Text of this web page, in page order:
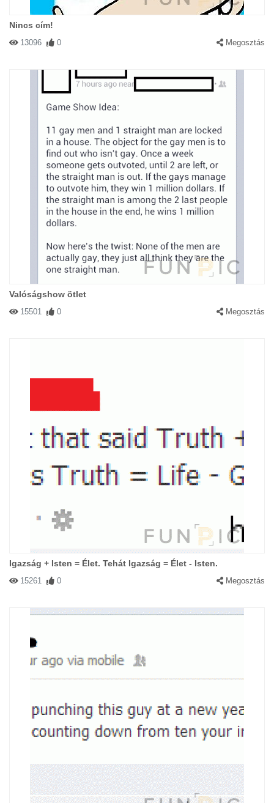
Nincs cím!
13096 0 Megosztás
Valóságshow ötlet
15501 0 Megosztás
Igazság + Isten = Élet. Tehát Igazság = Élet - Isten.
15261 0 Megosztás